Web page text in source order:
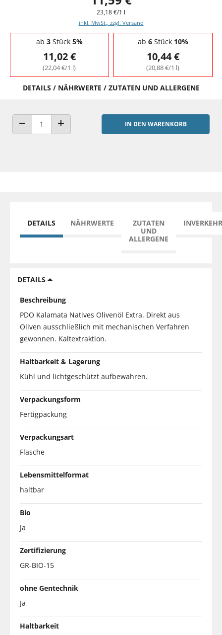
23,18 €/1 l
inkl. MwSt., zzgl. Versand
Staffelpreise - Mengenrabatt
ab 3Stück 5%
11,02 €
(22,04 €/1 l)
ab 6Stück 10%
10,44 €
(20,88 €/1 l)
DETAILS / NÄHRWERTE / ZUTATEN UND ALLERGENE
ANZAHL VERRINGERNANZAHL ERHÖHEN
IN DEN WARENKORB
DETAILS NÄHRWERTE
ZUTATEN
UND
ALLERGENE
DETAILS
Beschreibung
PDO Kalamata Natives Olivenöl Extra. Direkt aus
Oliven ausschließlich mit mechanischen Verfahren
gewonnen. Kaltextraktion.
Haltbarkeit & Lagerung
Kühl und lichtgeschützt aufbewahren.
Verpackungsform
Fertigpackung
Verpackungsart
Flasche
Lebensmittelformat
haltbar
Bio
Ja
Zertifizierung
GR-BIO-15
ohne Gentechnik
Ja
Haltbarkeit